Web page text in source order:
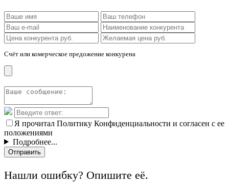
Счёт или комерческое предожение конкурена
Я прочитал Политику Конфиденциальности и согласен с ее
положениями
Подробнее...
Отправить
Нашли ошибку? Опишите её.